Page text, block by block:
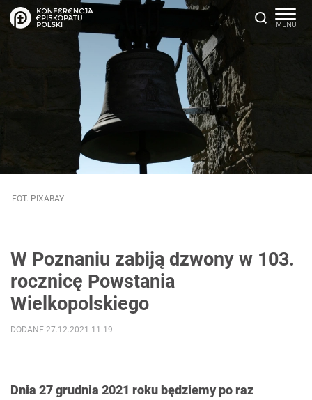
FOT. PIXABAY
W Poznaniu zabiją dzwony w 103.
rocznicę Powstania
Wielkopolskiego
Dnia 27 grudnia 2021 roku będziemy po raz
DODANE 27.12.2021 11:19